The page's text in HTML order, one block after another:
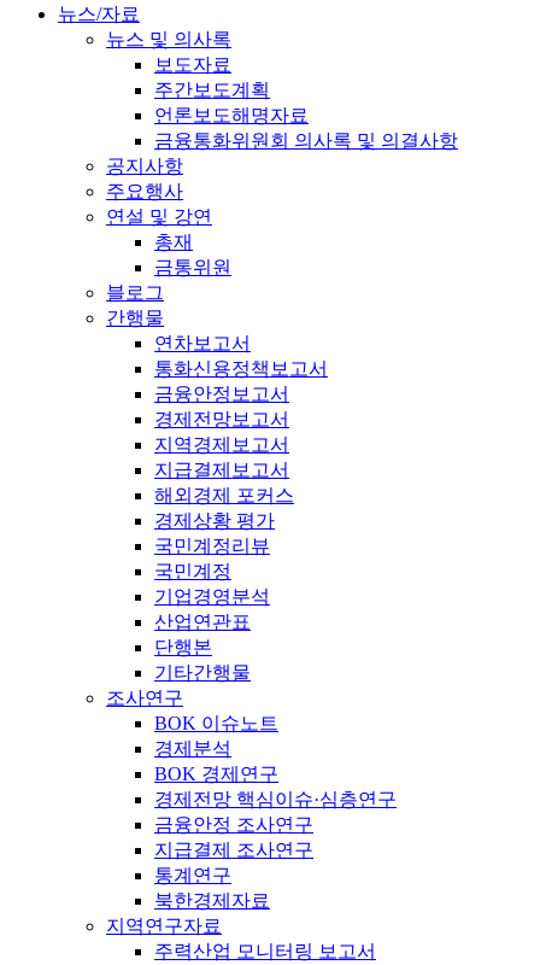
뉴스/자료
뉴스 및 의사록
보도자료
주간보도계획
언론보도해명자료
금융통화위원회 의사록 및 의결사항
공지사항
주요행사
연설 및 강연
총재
금통위원
블로그
간행물
연차보고서
통화신용정책보고서
금융안정보고서
경제전망보고서
지역경제보고서
지급결제보고서
해외경제 포커스
경제상황 평가
국민계정리뷰
국민계정
기업경영분석
산업연관표
단행본
기타간행물
조사연구
BOK 이슈노트
경제분석
BOK 경제연구
경제전망 핵심이슈·심층연구
금융안정 조사연구
지급결제 조사연구
통계연구
북한경제자료
지역연구자료
주력산업 모니터링 보고서